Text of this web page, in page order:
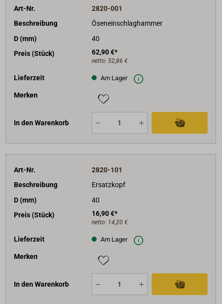
Art-Nr.
2820-001
Beschreibung
Öseneinschlaghammer
D (mm)
40
Preis (Stück)
62,90 €*
netto: 52,86 €
Lieferzeit Am Lager
Merken
In den Warenkorb
Art-Nr.
2820-101
Beschreibung
Ersatzkopf
D (mm)
40
Preis (Stück)
16,90 €*
netto: 14,20 €
Lieferzeit Am Lager
Merken
In den Warenkorb